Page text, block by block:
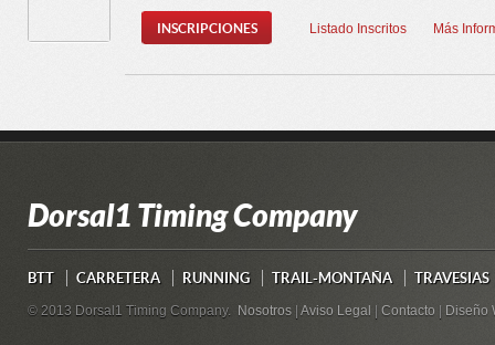
XTERRA ESPAÑA
INSCRIPCIONES Listado Inscritos Más
Dorsal1 Timing Company
BTT CARRETERA RUNNING TRAIL-MONTAÑA TRAVESIAS
© 2013 Dorsal1 Timing Company. Nosotros Aviso Legal Contacto Diseño